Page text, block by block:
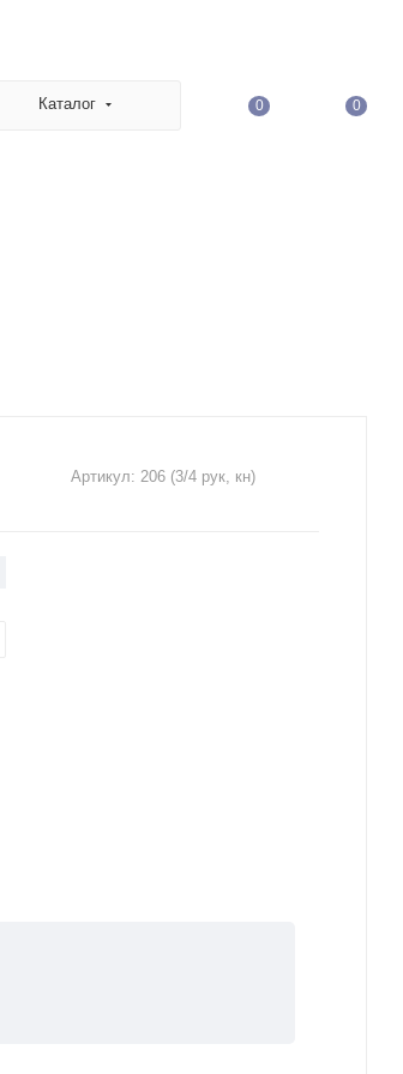
Каталог 0 0
Артикул: 206 (3/4 рук, кн)